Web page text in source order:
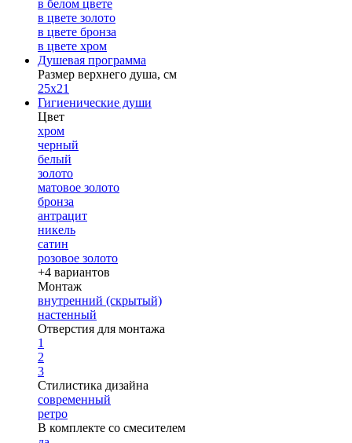
в белом цвете
в цвете золото
в цвете бронза
в цвете хром
Душевая программа
Размер верхнего душа, см
25х21
Гигиенические души
Цвет
хром
черный
белый
золото
матовое золото
бронза
антрацит
никель
сатин
розовое золото
+4 вариантов
Монтаж
внутренний (скрытый)
настенный
Отверстия для монтажа
1
2
3
Стилистика дизайна
современный
ретро
В комплекте со смесителем